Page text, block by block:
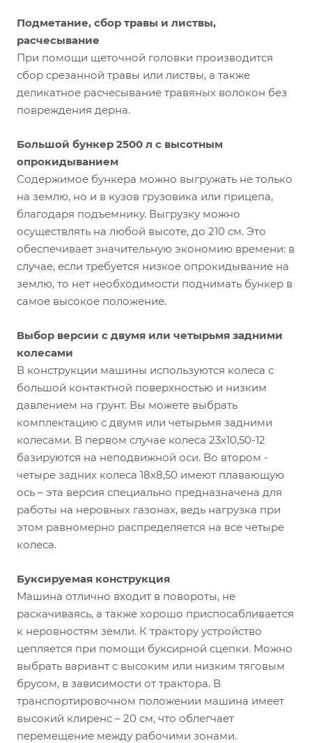
Подметание, сбор травы и листвы,
расчесывание
При помощи щеточной головки производится
сбор срезанной травы или листвы, а также
деликатное расчесывание травяных волокон без
повреждения дерна.
Большой бункер 2500 л с высотным
опрокидыванием
Содержимое бункера можно выгружать не только
на землю, но и в кузов грузовика или прицепа,
благодаря подъемнику. Выгрузку можно
осуществлять на любой высоте, до 210 см. Это
обеспечивает значительную экономию времени: в
случае, если требуется низкое опрокидывание на
землю, то нет необходимости поднимать бункер в
самое высокое положение.
Выбор версии с двумя или четырьмя задними
колесами
В конструкции машины используются колеса с
большой контактной поверхностью и низким
давлением на грунт. Вы можете выбрать
комплектацию с двумя или четырьмя задними
колесами. В первом случае колеса 23х10,50-12
базируются на неподвижной оси. Во втором -
четыре задних колеса 18х8,50 имеют плавающую
ось – эта версия специально предназначена для
работы на неровных газонах, ведь нагрузка при
этом равномерно распределяется на все четыре
колеса.
Буксируемая конструкция
Машина отлично входит в повороты, не
раскачиваясь, а также хорошо приспосабливается
к неровностям земли. К трактору устройство
цепляется при помощи буксирной сцепки. Можно
выбрать вариант с высоким или низким тяговым
брусом, в зависимости от трактора. В
транспортировочном положении машина имеет
высокий клиренс – 20 см, что облегчает
перемещение между рабочими зонами.